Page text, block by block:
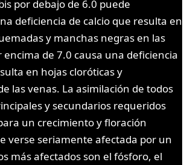
por debajo de 6.0 puede
deficiencia de calcio que resulta en
y manchas negras en las
encima de 7.0 causa una deficiencia
en hojas cloróticas y
las venas. La asimilación de todos
y secundarios requeridos
un crecimiento y floración
verse seriamente afectada por un
más afectados son el fósforo, el